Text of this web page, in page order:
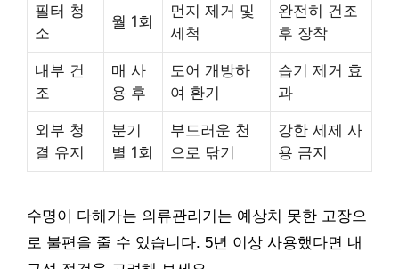
필터 청
소
월 1회
먼지 제거 및
세척
완전히 건조
후 장착
내부 건
조
매 사
용 후
도어 개방하
여 환기
습기 제거 효
과
외부 청
결 유지
분기
별 1회
부드러운 천
으로 닦기
강한 세제 사
용 금지
수명이 다해가는 의류관리기는 예상치 못한 고장으
로 불편을 줄 수 있습니다. 5년 이상 사용했다면 내